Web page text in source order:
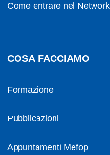
Come entrare nel Network
COSA FACCIAMO
Formazione
Pubblicazioni
Appuntamenti Mefop